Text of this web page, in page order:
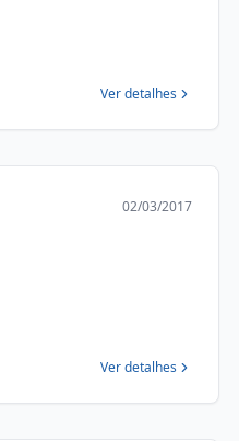
Ver detalhes
02/03/2017
Ver detalhes